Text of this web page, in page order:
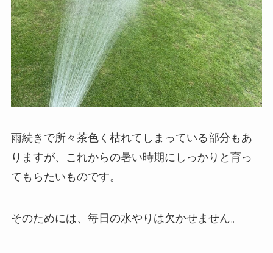
雨続きで所々茶色く枯れてしまっている部分もあ
りますが、これからの暑い時期にしっかりと育っ
てもらたいものです。
そのためには、毎日の水やりは欠かせません。